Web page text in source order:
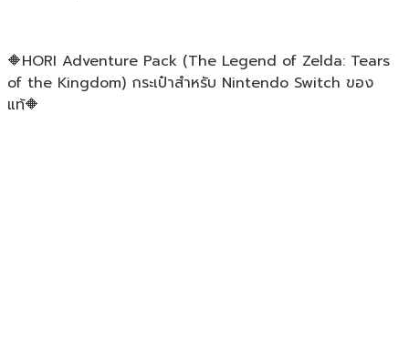
🔶HORI Adventure Pack (The Legend of Zelda: Tears
of the Kingdom) กระเป๋าสำหรับ Nintendo Switch ของ
แท้🔶